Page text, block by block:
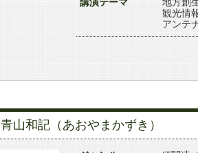
観光情
アンテ
青山和記（あおやまかずき）